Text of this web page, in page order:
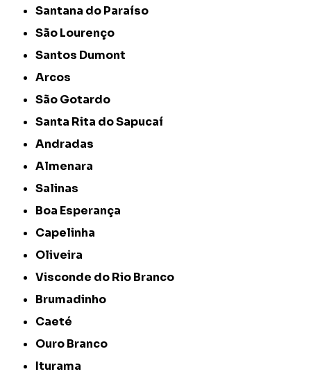
Santana do Paraíso
São Lourenço
Santos Dumont
Arcos
São Gotardo
Santa Rita do Sapucaí
Andradas
Almenara
Salinas
Boa Esperança
Capelinha
Oliveira
Visconde do Rio Branco
Brumadinho
Caeté
Ouro Branco
Iturama